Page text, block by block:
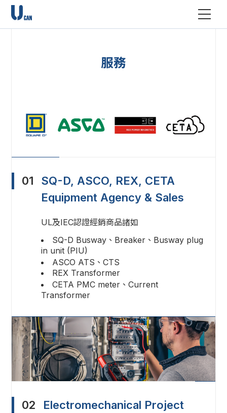
服務
01
SQ-D, ASCO, REX, CETA
Equipment Agency & Sales
UL及IEC認證經銷商品諸如
SQ-D Busway、Breaker、Busway plug
in unit (PIU)
ASCO ATS、CTS
REX Transformer
CETA PMC meter、Current
Transformer
02
Electromechanical Project